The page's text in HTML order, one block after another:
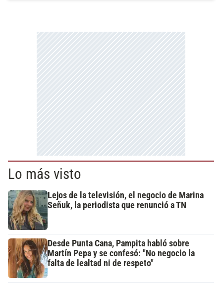
Lo más visto
Lejos de la televisión, el negocio de Marina
Señuk, la periodista que renunció a TN
Desde Punta Cana, Pampita habló sobre
Martín Pepa y se confesó: "No negocio la
falta de lealtad ni de respeto"